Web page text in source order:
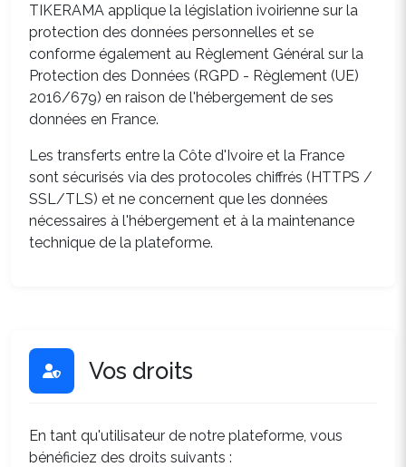
TIKERAMA applique la législation ivoirienne sur la
protection des données personnelles et se
conforme également au Règlement Général sur la
Protection des Données (RGPD - Règlement (UE)
2016/679) en raison de l'hébergement de ses
données en France.
Les transferts entre la Côte d'Ivoire et la France
sont sécurisés via des protocoles chiffrés (HTTPS /
SSL/TLS) et ne concernent que les données
nécessaires à l'hébergement et à la maintenance
technique de la plateforme.
Vos droits
En tant qu'utilisateur de notre plateforme, vous
bénéficiez des droits suivants :